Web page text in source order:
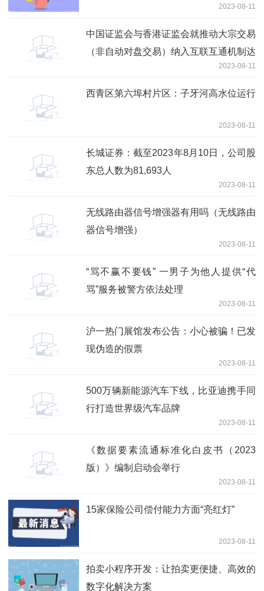
2023-08-11
中国证监会与香港证监会就推动大宗交易
（非自动对盘交易）纳入互联互通机制达
2023-08-11
西青区第六埠村片区：子牙河高水位运行
2023-08-11
长城证券：截至2023年8月10日，公司股
东总人数为81,693人
2023-08-11
无线路由器信号增强器有用吗（无线路由
器信号增强）
2023-08-11
“骂不赢不要钱” 一男子为他人提供“代
骂”服务被警方依法处理
2023-08-11
沪一热门展馆发布公告：小心被骗！已发
现伪造的假票
2023-08-11
500万辆新能源汽车下线，比亚迪携手同
行打造世界级汽车品牌
2023-08-11
《数据要素流通标准化白皮书（2023
版）》编制启动会举行
2023-08-11
15家保险公司偿付能力方面“亮红灯”
2023-08-11
拍卖小程序开发：让拍卖更便捷、高效的
数字化解决方案